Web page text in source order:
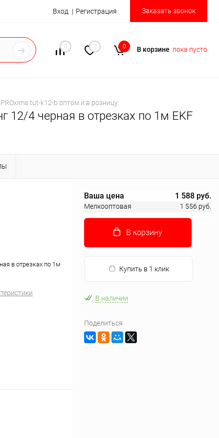
Вход Регистрация Заказать звонок
0 0 0 В корзине пока пусто
tut-k12-b оптом и в розницу
12/4 черная в отрезках по 1м EKF
в отрезках по 1м
Ваша цена 1 588 руб.
Мелкооптовая 1 556 руб.
В корзину
Купить в 1 клик
В наличии
Поделиться